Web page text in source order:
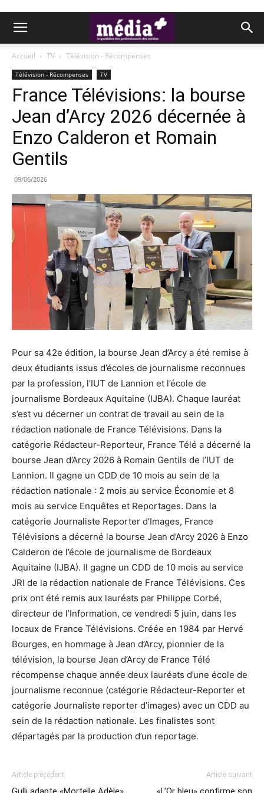
Accueil TV Télévision - Récompenses
Télévision - Récompenses TV
France Télévisions: la bourse
Jean d’Arcy 2026 décernée à
Enzo Calderon et Romain
Gentils
09/06/2026
Pour sa 42e édition, la bourse Jean d’Arcy a été remise à
deux étudiants issus d’écoles de journalisme reconnues
par la profession, l’IUT de Lannion et l’école de
journalisme Bordeaux Aquitaine (IJBA). Chaque lauréat
s’est vu décerner un contrat de travail au sein de la
rédaction nationale de France Télévisions. Dans la
catégorie Rédacteur-Reporteur, France Télé a décerné la
bourse Jean d’Arcy 2026 à Romain Gentils de l’IUT de
Lannion. Il gagne un CDD de 10 mois au sein de la
rédaction nationale : 2 mois au service Économie et 8
mois au service Enquêtes et Reportages. Dans la
catégorie Journaliste Reporter d’Images, France
Télévisions a décerné la bourse Jean d’Arcy 2026 à Enzo
Calderon de l’école de journalisme de Bordeaux
Aquitaine (IJBA). Il gagne un CDD de 10 mois au service
JRI de la rédaction nationale de France Télévisions. Ces
prix ont été remis aux lauréats par Philippe Corbé,
directeur de l’Information, ce vendredi 5 juin, dans les
locaux de France Télévisions. Créée en 1984 par Hervé
Bourges, en hommage à Jean d’Arcy, pionnier de la
télévision, la bourse Jean d’Arcy de France Télé
récompense chaque année deux lauréats d’une école de
journalisme reconnue (catégorie Rédacteur-Reporter et
catégorie Journaliste reporter d’images) avec un CDD au
sein de la rédaction nationale. Les finalistes sont
départagés par la production d’un reportage.
Article précédent Article suivant